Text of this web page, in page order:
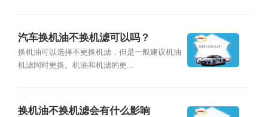
汽车换机油不换机滤可以吗？
换机油可以选择不更换机滤，但是一般建议机油
机滤同时更换。机油和机滤的更...
换机油不换机滤会有什么影响